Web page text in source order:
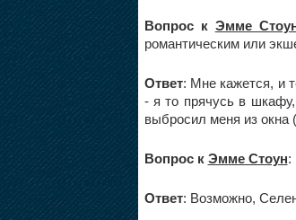
Вопрос к Эмме
романтическим или
Ответ: Мне кажется, и
- я то прячусь в
выбросил меня из окна
Вопрос к Эмме Стоун:
Ответ: Возможно,